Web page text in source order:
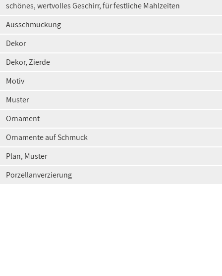
schönes, wertvolles Geschirr, für festliche Mahlzeiten
Ausschmückung
Dekor
Dekor, Zierde
Motiv
Muster
Ornament
Ornamente auf Schmuck
Plan, Muster
Porzellanverzierung